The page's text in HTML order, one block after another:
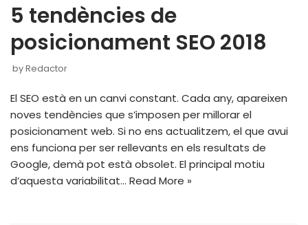
5 tendències de
posicionament SEO 2018
byRedactor
El SEO està en un canvi constant. Cada any, apareixen
noves tendències que s’imposen per millorar el
posicionament web. Si no ens actualitzem, el que avui
ens funciona per ser rellevants en els resultats de
Google, demà pot està obsolet. El principal motiu
d’aquesta variabilitat… Read More »